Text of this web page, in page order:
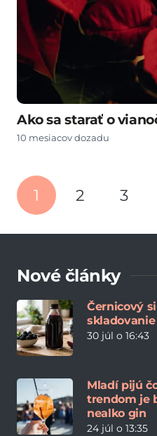
Ako sa starať o
10 mesiacov dozadu
1 2 3
Nové články
Černicový
skladovanie
30 júl o 16:43
Mladí pijú
trendom je
nealko gin
24 júl o 13:35